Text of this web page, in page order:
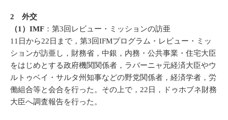
2 外交
（1）IMF ：第3回レビュー・ミッションの訪亜
11日から22日まで，第3回IFMプログラム・レビュー・ミッ
ションが訪亜し，財務省，中銀，内務・公共事業・住宅大臣
をはじめとする政府機関関係者，ラバーニャ元経済大臣やウ
ルトゥベイ・サルタ州知事などの野党関係者，経済学者，労
働組合等と会合を行った。その上で，22日，ドゥホブネ財務
大臣へ調査報告を行った。